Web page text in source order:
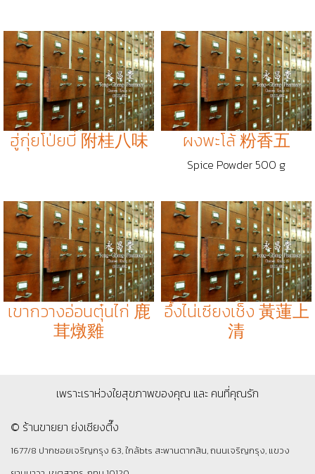
ฮู่กุ่ยโป่ยบี่ 附桂八味 ผงพะโล้ 粉香五
Spice Powder 500 g
เขากวางอ่อนตุ๋นไก่ 鹿
茸燉雞
อึ้งไน่เซียงเช็ง 黃蓮上
清
เพราะเราห่วงใยสุขภาพของคุณ และ คนที่คุณรัก
© ร้านขายยา ย่งเชียงตึ๊ง
1677/8 ปากซอยเจริญกรุง 63, ใกล้bts สะพานตากสิน, ถนนเจริญกรุง, แขวง